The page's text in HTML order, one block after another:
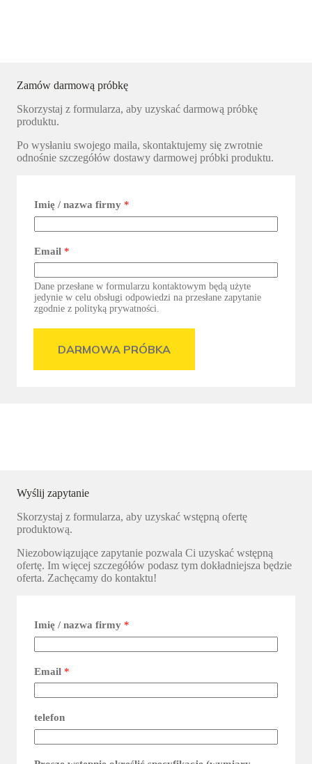
Zamów darmową próbkę
Skorzystaj z formularza, aby uzyskać darmową próbkę
produktu.
Po wysłaniu swojego maila, skontaktujemy się zwrotnie
odnośnie szczegółów dostawy darmowej próbki produktu.
Imię / nazwa firmy *
Email *
Dane przesłane w formularzu kontaktowym będą użyte
jedynie w celu obsługi odpowiedzi na przesłane zapytanie
zgodnie z polityką prywatności.
DARMOWA PRÓBKA
Wyślij zapytanie
Skorzystaj z formularza, aby uzyskać wstępną ofertę
produktową.
Niezobowiązujące zapytanie pozwala Ci uzyskać wstępną
ofertę. Im więcej szczegółów podasz tym dokładniejsza będzie
oferta. Zachęcamy do kontaktu!
Imię / nazwa firmy *
Email *
telefon